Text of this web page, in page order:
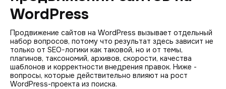
WordPress
Продвижение сайтов на WordPress вызывает отдельный
набор вопросов, потому что результат здесь зависит не
только от SEO-логики как таковой, но и от темы,
плагинов, таксономий, архивов, скорости, качества
шаблонов и корректности внедрения правок. Ниже -
вопросы, которые действительно влияют на рост
WordPress-проекта из поиска.